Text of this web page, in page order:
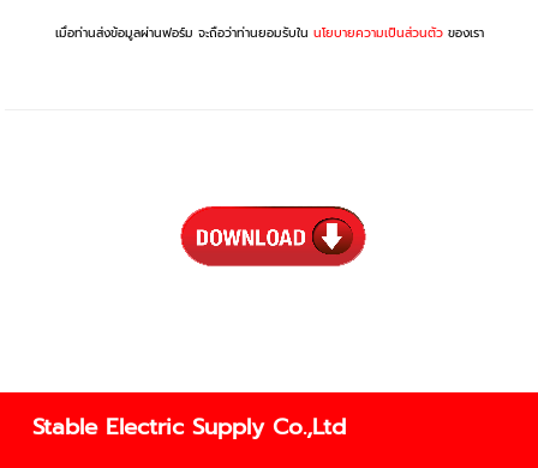
เมื่อท่านส่งข้อมูลผ่านฟอร์ม จะถือว่าท่านยอมรับใน นโยบายความเป็นส่วนตัวของเรา
Stable Electric Supply Co.,Ltd